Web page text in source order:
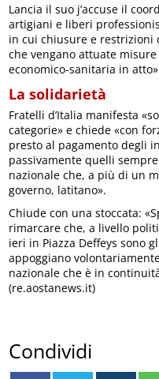
Lancia il suo j’accuse il
artigiani e liberi
in cui chiusure e restrizioni
che vengano attuate
economico-sanitaria in
La solidarietà
Fratelli d’Italia manifesta
categorie» e chiede «con
presto al pagamento degli
passivamente quelli
nazionale che, a più di un
governo, latitano».
Chiude con una stoccata:
rimarcare che, a livello
ieri in Piazza Deffeys sono
appoggiano
nazionale che è in
(re.aostanews.it)
Condividi